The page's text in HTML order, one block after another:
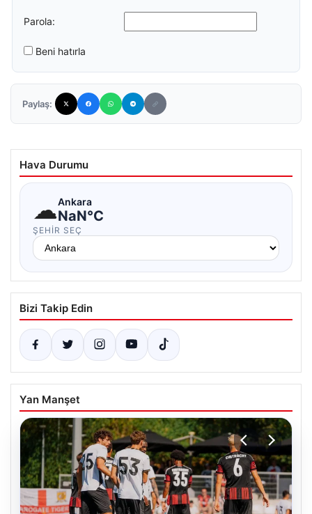
Parola:
Beni hatırla
Paylaş:
Hava Durumu
☁Ankara
NaN°C
ŞEHIR SEÇ
Bizi Takip Edin
Yan Manşet